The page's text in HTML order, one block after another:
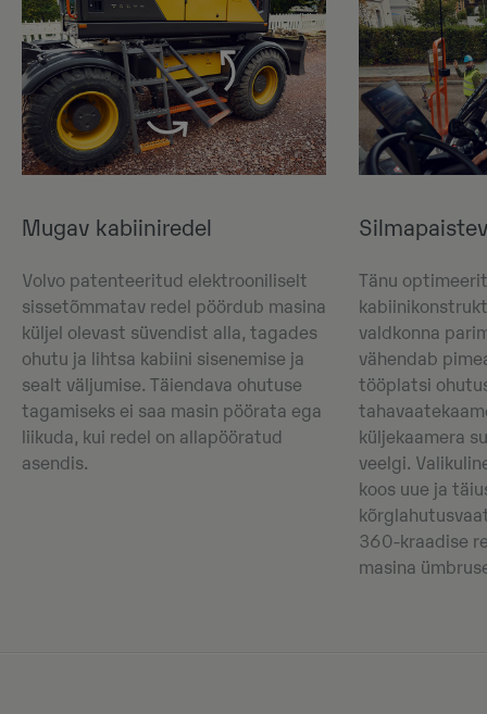
Mugav kabiiniredel
Volvo patenteeritud elektrooniliselt
sissetõmmatav redel pöördub masina
küljel olevast süvendist alla, tagades
ohutu ja lihtsa kabiini sisenemise ja
sealt väljumise. Täiendava ohutuse
tagamiseks ei saa masin pöörata ega
liikuda, kui redel on allapööratud
asendis.
Tänu
valdkonna
vähendab
tööplatsi
küljekaamera
veelgi.
koos uue ja
360-kraadise
masina